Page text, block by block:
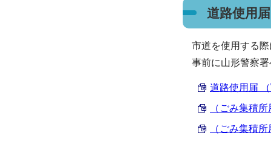
道路使用届
市道を使用する
事前に山形警察
道路使用届
（ごみ集積
（ごみ集積